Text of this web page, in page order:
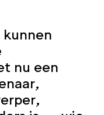
kunnen
nu een